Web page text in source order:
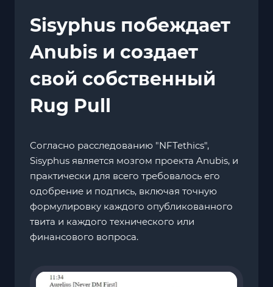
Sisyphus побеждает
Anubis и создает
свой собственный
Rug Pull
Согласно расследованию "NFTethics",
Sisyphus является мозгом проекта Anubis, и
практически для всего требовалось его
одобрение и подпись, включая точную
формулировку каждого опубликованного
твита и каждого технического или
финансового вопроса.